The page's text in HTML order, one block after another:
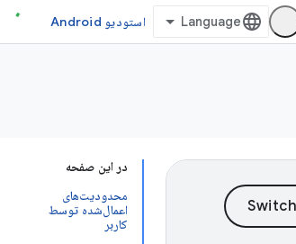
استودیو Android
در این صفحه
محدودیت‌های
اعمال‌شده توسط
کاربر